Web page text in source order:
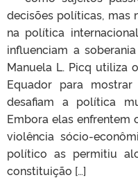
decisões políticas, mas
na política
influenciam a
Manuela L. Picq utiliza
Equador para
desafiam a política
Embora elas enfrentem
violência sócio-
político as permitiu
constituição […]